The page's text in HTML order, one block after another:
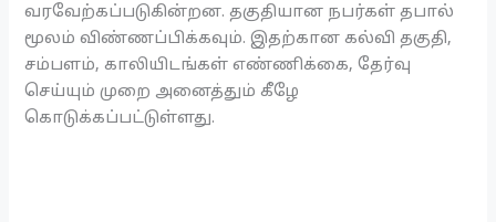
வரவேற்கப்படுகின்றன. தகுதியான நபர்கள் தபால்
மூலம் விண்ணப்பிக்கவும். இதற்கான கல்வி தகுதி,
சம்பளம், காலியிடங்கள் எண்ணிக்கை, தேர்வு
செய்யும் முறை அனைத்தும் கீழே
கொடுக்கப்பட்டுள்ளது.